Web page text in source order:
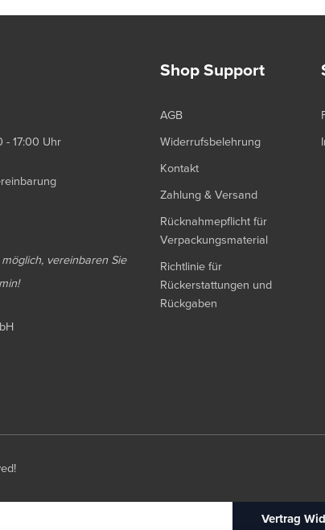
- 17:00 Uhr
vereinbaren Sie
Shop Support
AGB
Widerrufsbelehrung
Kontakt
Zahlung & Versand
Rücknahmepflicht für
Verpackungsmaterial
Richtlinie für
Rückerstattungen und
Rückgaben
Vertrag